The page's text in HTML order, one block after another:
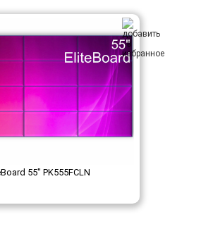
55" PK555FCLN